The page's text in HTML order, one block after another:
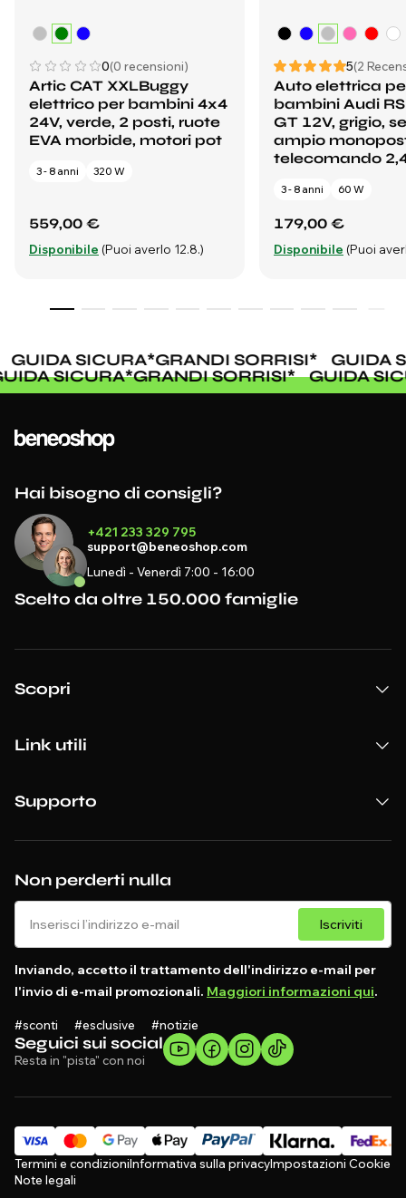
0(0 recensioni)
Artic CAT XXLBuggy
elettrico per bambini 4x4
24V, verde, 2 posti, ruote
EVA morbide, motori pot
3 - 8 anni 320 W
559,00 €
Disponibile (Puoi averlo 12.8.)
5(2
Auto elettrica
bambini Audi
GT 12V, grigio,
ampio
telecomando
3 - 8 anni 60 W
179,00 €
Disponibile (Puoi
GUIDA SICURA*GRANDI SORRISI*
GUIDA
SICURA*GRANDI SORRISI* GUIDA
Seguici sui social
Resta in "pista" con noi
Non perderti nulla
Iscriviti
Inviando, accetto il trattamento dell'indirizzo e-mail per
l'invio di e-mail promozionali. Maggiori informazioni qui.
#sconti #esclusive #notizie
Hai bisogno di consigli?
+421 233 329 795
support@beneoshop.com
Lunedì - Venerdì 7:00 - 16:00
Scelto da oltre 150.000 famiglie
Scopri
Link utili
Supporto
Termini e condizioniInformativa sulla privacyImpostazioni Cookie
Note legali